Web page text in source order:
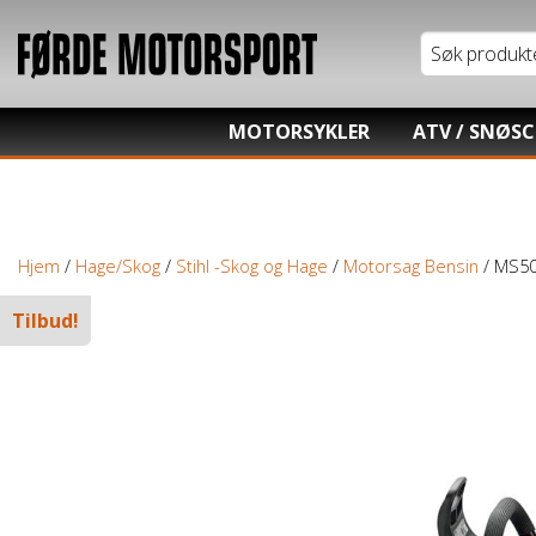
MOTORSYKLER
Moped / Scooter
ATV /
Hisun ATV /
Hjem / Hage/Skog / Stihl -Skog og Hage / Motorsag Bensin /
Tilbud!